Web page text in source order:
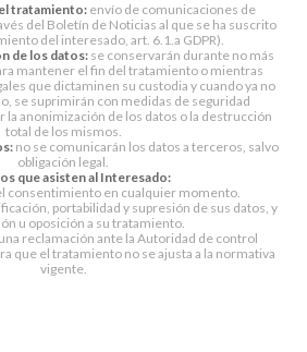
tratamiento: envío de comunicaciones de
del Boletín de Noticias al que se ha suscrito
del interesado, art. 6.1.a GDPR).
de los datos:se conservarán durante no más
mantener el fin del tratamiento o mientras
que dictaminen su custodia y cuando ya no
se suprimirán con medidas de seguridad
la anonimización de los datos o la destrucción
total de los mismos.
no se comunicarán los datos a terceros, salvo
obligación legal.
que asisten al Interesado:
consentimiento en cualquier momento.
portabilidad y supresión de sus datos, y
u oposición a su tratamiento.
reclamación ante la Autoridad de control
que el tratamiento no se ajusta a la normativa
vigente.